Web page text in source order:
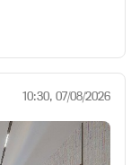
10:30, 07/08/2026